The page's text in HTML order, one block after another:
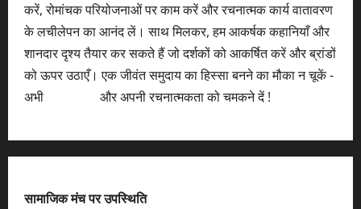
करें, रोमांचक परियोजनाओं पर काम करें और रचनात्मक कार्य वातावरण
के लचीलेपन का आनंद लें। साथ मिलकर, हम आकर्षक कहानियाँ और
शानदार दृश्य तैयार कर सकते हैं जो दर्शकों को आकर्षित करें और ब्रांडों
को ऊपर उठाएँ। एक जीवंत समुदाय का हिस्सा बनने का मौका न चूकें -
अभी
और अपनी रचनात्मकता को चमकने दें !
सामाजिक मंच पर उपस्थिति